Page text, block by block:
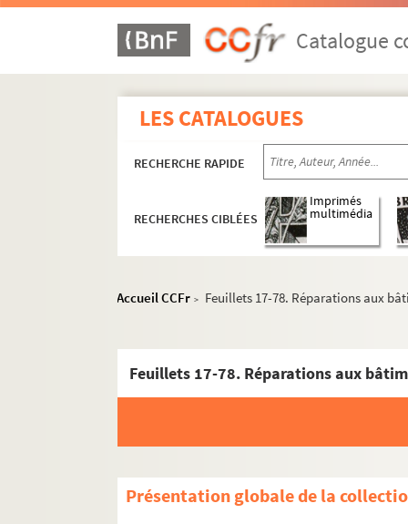
Catalogue
LES CATALOGUES
RECHERCHE RAPIDE
RECHERCHES CIBLÉES
Imprimés
multimédia
Accueil CCFr > Feuillets 17-78. Réparations aux
Présentation globale de la